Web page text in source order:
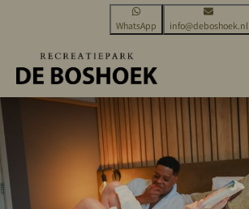
WhatsApp info@deboshoek.nl